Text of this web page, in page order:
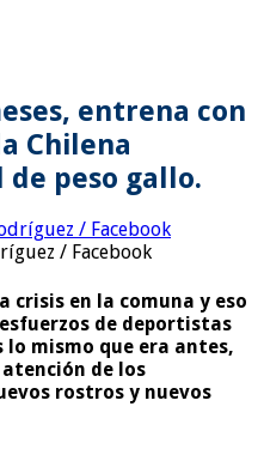
entrena con
Chilena
peso gallo.
/ Facebook
crisis en la comuna y eso
de deportistas
lo mismo que era antes,
de los
rostros y nuevos